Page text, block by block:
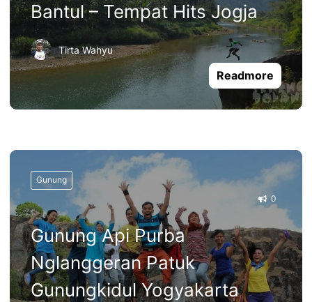
Bantul – Tempat Hits Jogja
Tirta Wahyu
Readmore
Gunung
0
Gunung Api Purba
Nglanggeran Patuk
Gunungkidul Yogyakarta